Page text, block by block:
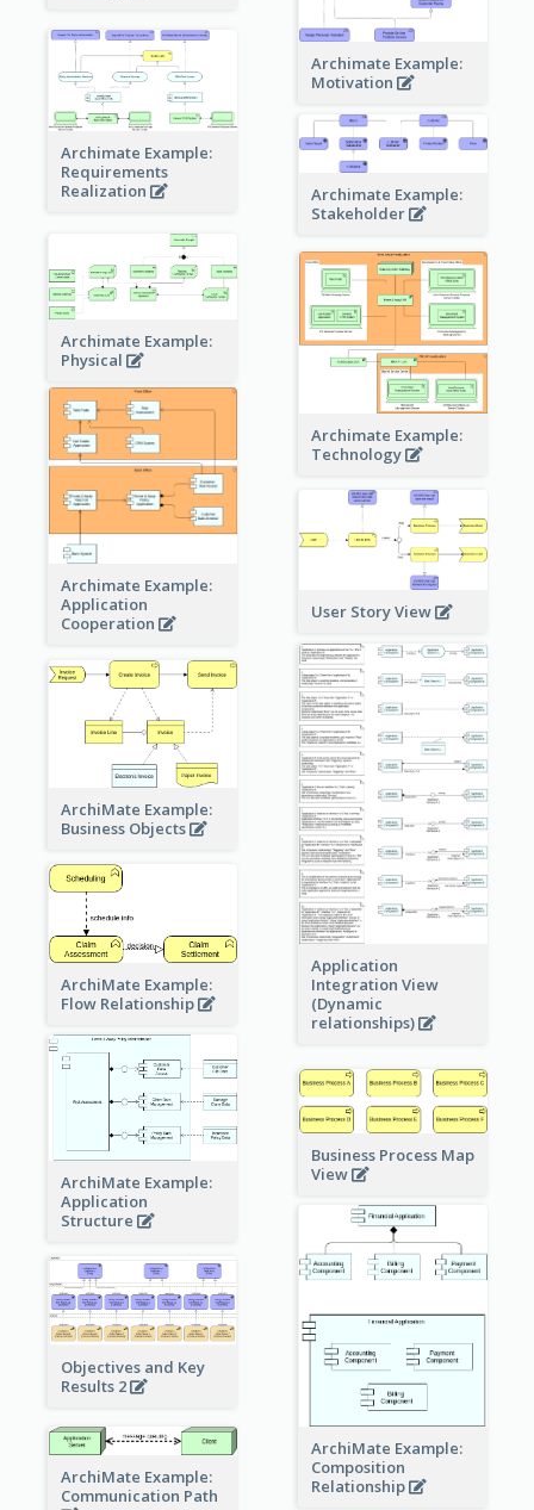
Archimate Example:
Motivation
Archimate Example:
Requirements
Realization
Archimate Example:
Stakeholder
Archimate Example:
Physical
Archimate Example:
Technology
Archimate Example:
Application
Cooperation
User Story View
Application
Integration View
(Dynamic
relationships)
ArchiMate Example:
Business Objects
ArchiMate Example:
Flow Relationship
ArchiMate Example:
Application
Structure
Business Process Map
View
ArchiMate Example:
Composition
Relationship
Objectives and Key
Results 2
ArchiMate Example:
Communication Path